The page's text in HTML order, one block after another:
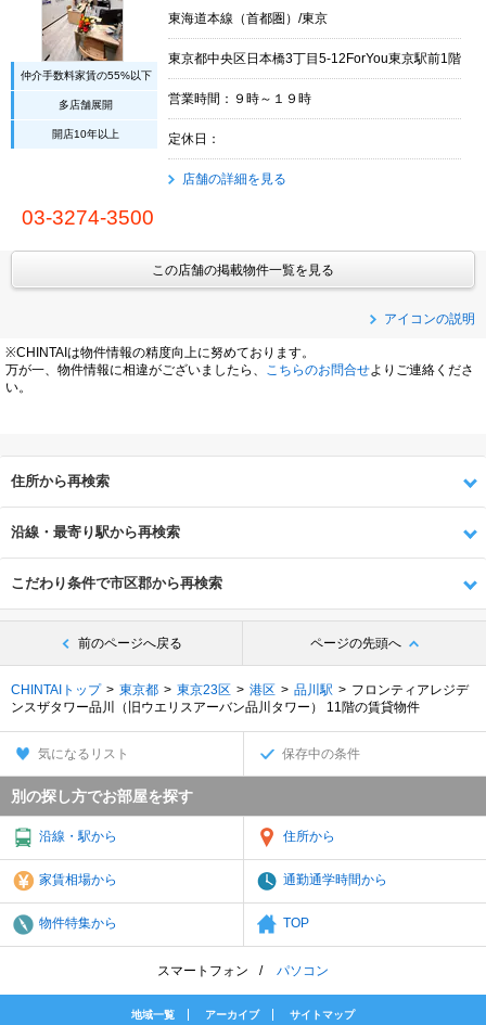
仲介手数料家賃の55%以下
多店舗展開
開店10年以上
東海道本線（首都圏）/東京
東京都中央区日本橋3丁目5-12ForYou東京駅前1階
営業時間：９時～１９時
定休日：
店舗の詳細を見る
03-3274-3500
この店舗の掲載物件一覧を見る
アイコンの説明
※CHINTAIは物件情報の精度向上に努めております。
万が一、物件情報に相違がございましたら、
こちらのお問合せよりご連絡くださ
い。
住所から再検索
沿線・最寄り駅から再検索
こだわり条件で市区郡から再検索
前のページへ戻る ページの先頭へ
CHINTAIトップ 東京都 東京23区 港区 品川駅
フロンティアレジデ
ンスザタワー品川（旧ウエリスアーバン品川タワー） 11階の賃貸物件
気になるリスト 保存中の条件
別の探し方でお部屋を探す
沿線・駅から 住所から
家賃相場から 通勤通学時間から
物件特集から TOP
スマートフォン パソコン
地域一覧 アーカイブ サイトマップ